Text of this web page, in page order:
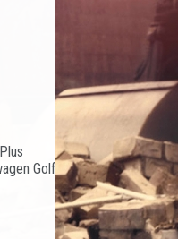
Golf